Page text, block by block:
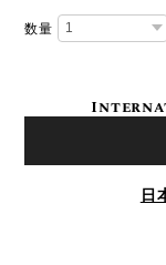
数量
日